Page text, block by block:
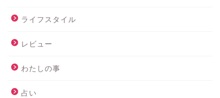
ライフスタイル
レビュー
わたしの事
占い